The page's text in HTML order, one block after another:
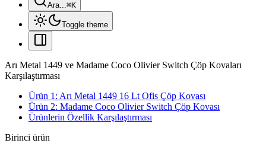
Ara...⌘K
Toggle theme
Arı Metal 1449 ve Madame Coco Olivier Switch Çöp Kovaları
Karşılaştırması
Ürün 1: Arı Metal 1449 16 Lt Ofis Çöp Kovası
Ürün 2: Madame Coco Olivier Switch Çöp Kovası
Ürünlerin Özellik Karşılaştırması
Birinci ürün